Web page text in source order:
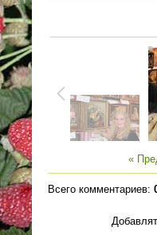
«
Всего комментариев: